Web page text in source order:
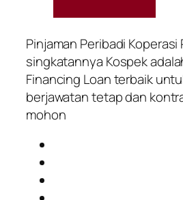
Pinjaman Peribadi Koperasi
singkatannya Kospek
Financing Loan terbaik
berjawatan tetap dan
mohon